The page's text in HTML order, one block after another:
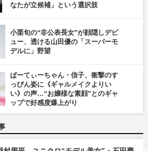
なたが立候補」という選択肢
小栗旬の“非公表長女”が顔隠しデビ
ュー、透ける山田優の「スーパーモ
デルに」野望
ぱーてぃーちゃん・信子、衝撃のす
っぴん姿に《ギャルメイクよりい
い》の声…“お嬢様な素顔”とのギャ
ップで好感度爆上がり